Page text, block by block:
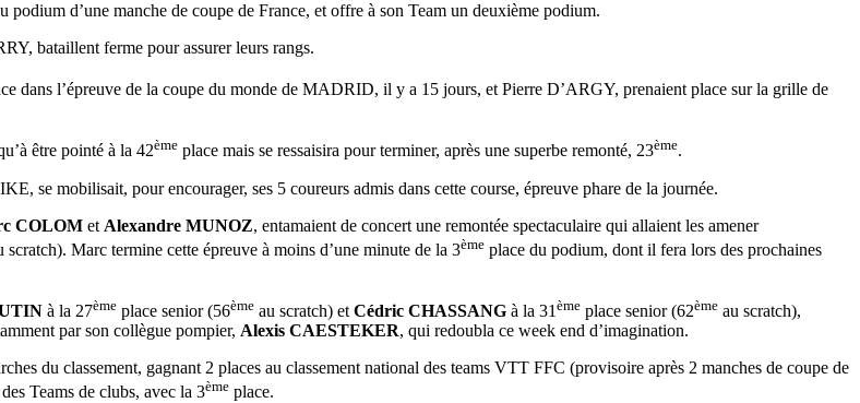
podium d’une manche de coupe de France, et offre à son Team un deuxième podium.
bataillent ferme pour assurer leurs rangs.
dans l’épreuve de la coupe du monde de MADRID, il y a 15 jours, et Pierre D’ARGY, prenaient place sur la grille de
être pointé à la 42ème place mais se ressaisira pour terminer, après une superbe remonté, 23ème.
se mobilisait, pour encourager, ses 5 coureurs admis dans cette course, épreuve phare de la journée.
COLOM et Alexandre MUNOZ, entamaient de concert une remontée spectaculaire qui allaient les amener
scratch). Marc termine cette épreuve à moins d’une minute de la 3ème place du podium, dont il fera lors des prochaines
à la 27ème place senior (56ème au scratch) etCédric CHASSANG à la 31ème place senior (62ème au scratch),
par son collègue pompier, Alexis CAESTEKER, qui redoubla ce week end d’imagination.
du classement, gagnant 2 places au classement national des teams VTT FFC (provisoire après 2 manches de coupe de
Teams de clubs, avec la 3ème place.